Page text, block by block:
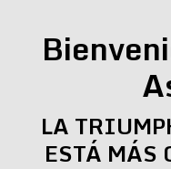
LA
ESTÁ MÁS